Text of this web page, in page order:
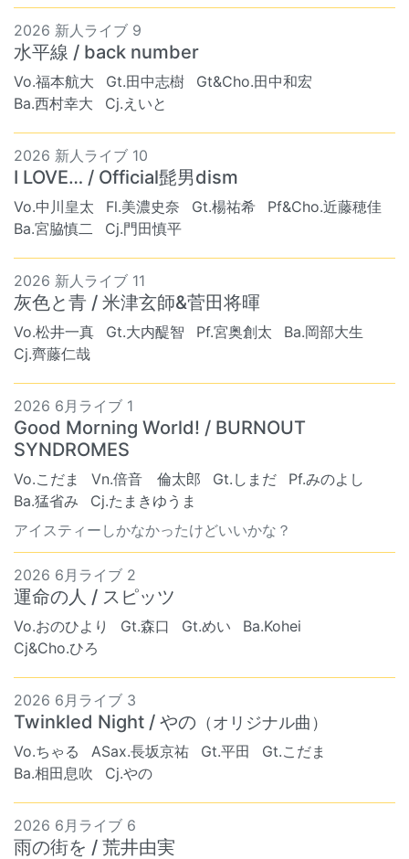
2026 新人ライブ 9
水平線 / back number
Vo.福本航大 Gt.田中志樹
Gt&Cho.田中和宏
Ba.西村幸大
Cj.えいと
2026 新人ライブ 10
I LOVE… / Official髭男dism
Vo.中川皇太 Fl.美濃史奈 Gt.楊祐希
Pf&Cho.近藤穂佳
Ba.宮脇慎二
Cj.門田慎平
2026 新人ライブ 11
灰色と青 / 米津玄師&菅田将暉
Vo.松井一真 Gt.大内醍智 Pf.宮奥創太
Ba.岡部大生
Cj.齊藤仁哉
2026 6月ライブ 1
Good Morning World! / BURNOUT
SYNDROMES
Vo.こだま Vn.倍音 倫太郎 Gt.しまだ
Pf.みのよし
Ba.猛省み
Cj.たまきゆうま
アイスティーしかなかったけどいいかな？
2026 6月ライブ 2
運命の人 / スピッツ
Vo.おのひより Gt.森口 Gt.めい
Ba.Kohei
Cj&Cho.ひろ
2026 6月ライブ 3
Twinkled Night / やの （オリジナル曲）
Vo.ちゃる ASax.長坂京祐 Gt.平田
Gt.こだま
Ba.相田息吹
Cj.やの
2026 6月ライブ 6
雨の街を / 荒井由実